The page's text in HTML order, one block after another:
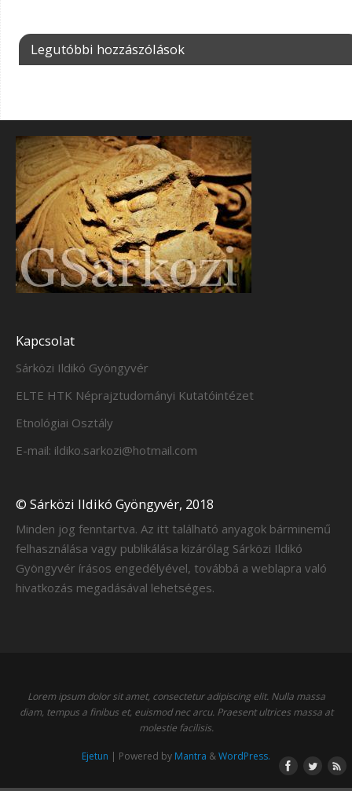
Legutóbbi hozzászólások
Kapcsolat
Sárközi Ildikó Gyöngyvér
ELTE HTK Néprajztudományi Kutatóintézet
Etnológiai Osztály
E-mail: ildiko.sarkozi@hotmail.com
© Sárközi Ildikó Gyöngyvér, 2018
Minden jog fenntartva. Az itt található anyagok bárminemű
felhasználása vagy publikálása kizárólag Sárközi Ildikó
Gyöngyvér írásos engedélyével, továbbá a weblapra való
hivatkozás megadásával lehetséges.
Lorem ipsum dolor sit amet, consectetur adipiscing elit. Nulla massa
diam, tempus a finibus et, euismod nec arcu. Praesent ultrices massa at
molestie facilisis.
Ejetun | Powered by Mantra &WordPress.